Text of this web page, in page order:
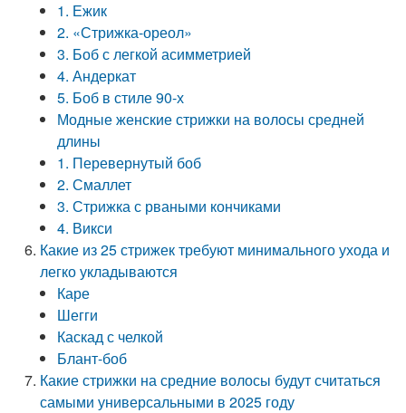
1. Ежик
2. «Стрижка-ореол»
3. Боб с легкой асимметрией
4. Андеркат
5. Боб в стиле 90-х
Модные женские стрижки на волосы средней
длины
1. Перевернутый боб
2. Смаллет
3. Стрижка с рваными кончиками
4. Викси
Какие из 25 стрижек требуют минимального ухода и
легко укладываются
Каре
Шегги
Каскад с челкой
Блант-боб
Какие стрижки на средние волосы будут считаться
самыми универсальными в 2025 году